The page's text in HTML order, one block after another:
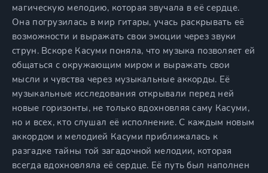
магическую мелодию, которая звучала в её сердце.
Она погрузилась в мир гитары, учась раскрывать её
возможности и выражать свои эмоции через звуки
струн. Вскоре Касуми поняла, что музыка позволяет ей
общаться с окружающим миром и выражать свои
мысли и чувства через музыкальные аккорды. Её
музыкальные исследования открывали перед ней
новые горизонты, не только вдохновляя саму Касуми,
но и всех, кто слушал её исполнение. С каждым новым
аккордом и мелодией Касуми приближалась к
разгадке тайны той загадочной мелодии, которая
всегда вдохновляла её сердце. Её путь был наполнен